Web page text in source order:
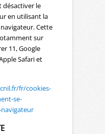
désactiver le
en utilisant la
Cette
sur
11, Google
Safari et
fr/cookies-
se-